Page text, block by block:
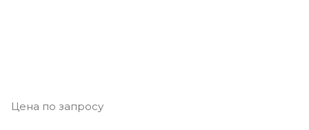
Цена по запросу